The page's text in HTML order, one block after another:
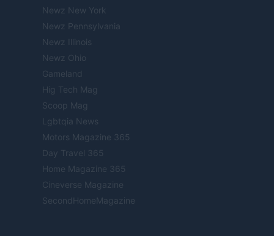
Newz New York
Newz Pennsylvania
Newz Illinois
Newz Ohio
Gameland
Hig Tech Mag
Scoop Mag
Lgbtqia News
Motors Magazine 365
Day Travel 365
Home Magazine 365
Cineverse Magazine
SecondHomeMagazine